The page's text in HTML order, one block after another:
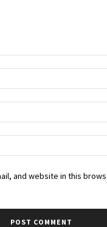
and website in this